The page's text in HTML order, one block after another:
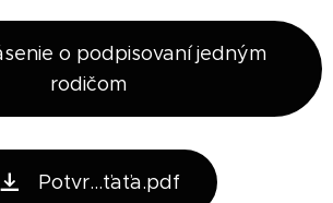
o podpisovaní jedným
rodičom
Potvr...ťaťa.pdf